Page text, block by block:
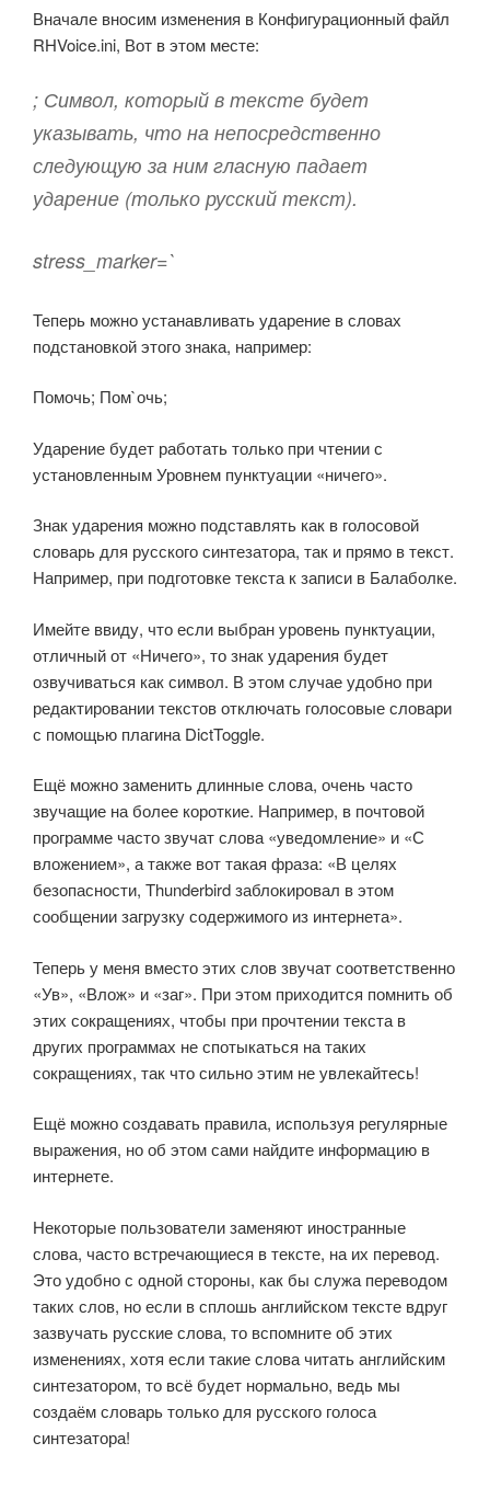
Вначале вносим изменения в Конфигурационный файл
RHVoice.ini, Вот в этом месте:
; Символ, который в тексте будет
указывать, что на непосредственно
следующую за ним гласную падает
ударение (только русский текст).
stress_marker=`
Теперь можно устанавливать ударение в словах
подстановкой этого знака, например:
Помочь; Пом`очь;
Ударение будет работать только при чтении с
установленным Уровнем пунктуации «ничего».
Знак ударения можно подставлять как в голосовой
словарь для русского синтезатора, так и прямо в текст.
Например, при подготовке текста к записи в Балаболке.
Имейте ввиду, что если выбран уровень пунктуации,
отличный от «Ничего», то знак ударения будет
озвучиваться как символ. В этом случае удобно при
редактировании текстов отключать голосовые словари
с помощью плагина DictToggle.
Ещё можно заменить длинные слова, очень часто
звучащие на более короткие. Например, в почтовой
программе часто звучат слова «уведомление» и «С
вложением», а также вот такая фраза: «В целях
безопасности, Thunderbird заблокировал в этом
сообщении загрузку содержимого из интернета».
Теперь у меня вместо этих слов звучат соответственно
«Ув», «Влож» и «заг». При этом приходится помнить об
этих сокращениях, чтобы при прочтении текста в
других программах не спотыкаться на таких
сокращениях, так что сильно этим не увлекайтесь!
Ещё можно создавать правила, используя регулярные
выражения, но об этом сами найдите информацию в
интернете.
Некоторые пользователи заменяют иностранные
слова, часто встречающиеся в тексте, на их перевод.
Это удобно с одной стороны, как бы служа переводом
таких слов, но если в сплошь английском тексте вдруг
зазвучать русские слова, то вспомните об этих
изменениях, хотя если такие слова читать английским
синтезатором, то всё будет нормально, ведь мы
создаём словарь только для русского голоса
синтезатора!